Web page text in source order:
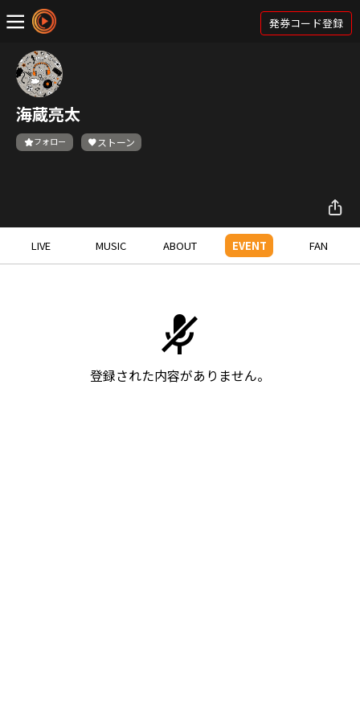
発券コード登録
海蔵亮太
フォロー ストーン
LIVE MUSIC ABOUT EVENT FAN
登録された内容がありません。